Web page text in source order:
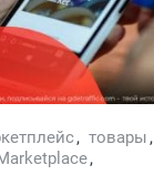
, товары,
,